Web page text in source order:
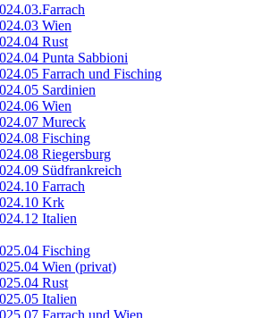
Wien
Rust
Punta Sabbioni
Farrach und Fisching
Sardinien
Wien
Mureck
Fisching
Riegersburg
Südfrankreich
Farrach
Krk
Italien
Fisching
Wien (privat)
Rust
Italien
Farrach und Wien